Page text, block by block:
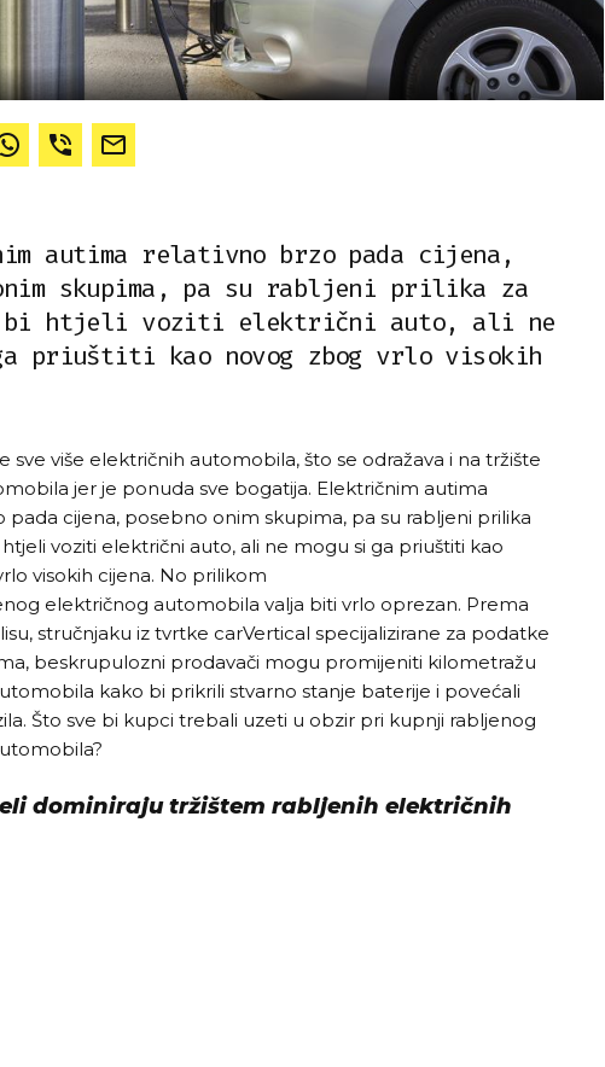
autima relativno brzo pada cijena,
skupima, pa su rabljeni prilika za
bi htjeli voziti električni auto, ali ne
priuštiti kao novog zbog vrlo visokih
sve više električnih automobila, što se odražava i na tržište
jer je ponuda sve bogatija. Električnim autima
pada cijena, posebno onim skupima, pa su rabljeni prilika
voziti električni auto, ali ne mogu si ga priuštiti kao
visokih cijena. No prilikom
električnog automobila valja biti vrlo oprezan. Prema
stručnjaku iz tvrtke carVertical specijalizirane za podatke
beskrupulozni prodavači mogu promijeniti kilometražu
kako bi prikrili stvarno stanje baterije i povećali
Što sve bi kupci trebali uzeti u obzir pri kupnji rabljenog
dominiraju tržištem rabljenih električnih